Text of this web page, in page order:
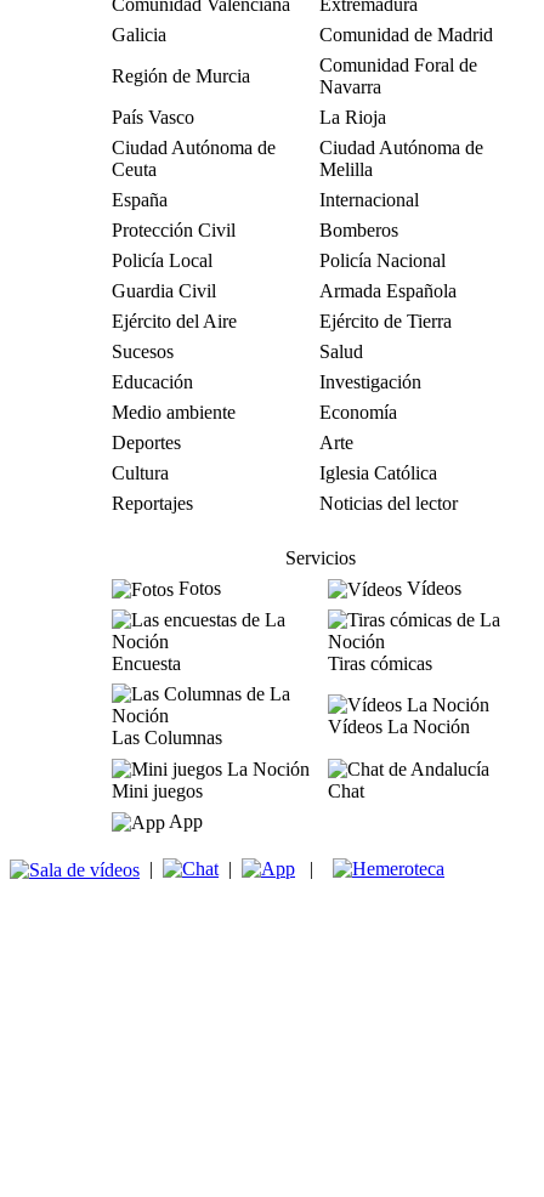
Comunidad Valenciana
Extremadura
Galicia
Comunidad de Madrid
Región de Murcia
Comunidad Foral de
Navarra
País Vasco
La Rioja
Ciudad Autónoma de
Ceuta
Ciudad Autónoma de
Melilla
España
Internacional
Protección Civil
Bomberos
Policía Local
Policía Nacional
Guardia Civil
Armada Española
Ejército del Aire
Ejército de Tierra
Sucesos
Salud
Educación
Investigación
Medio ambiente
Economía
Deportes
Arte
Cultura
Iglesia Católica
Reportajes
Noticias del lector
Servicios
Fotos
Vídeos
Encuesta Tiras cómicas
Las Columnas
Vídeos La Noción
Mini juegos
Chat
App
| | |